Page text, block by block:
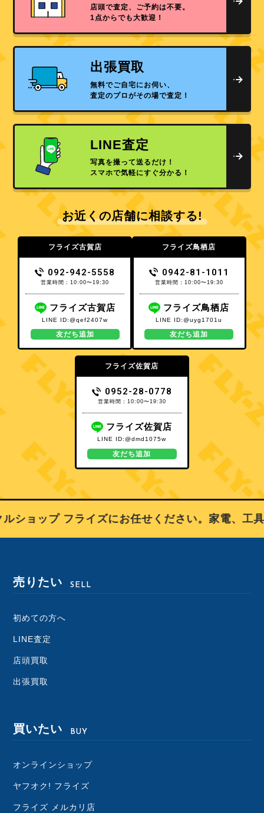
店頭で査定、ご予約は不要。
1点からでも大歓迎！
出張買取
無料でご自宅にお伺い、
査定のプロがその場で査定！
LINE査定
写真を撮って送るだけ！
スマホで気軽にすぐ分かる！
お近くの店舗に相談する!
フライズ古賀店
092-942-5558
営業時間：10:00〜19:30
フライズ古賀店
LINE ID:@qef2407w
友だち追加
フライズ鳥栖店
0942-81-1011
営業時間：10:00〜19:30
フライズ鳥栖店
LINE ID:@uyg1701u
友だち追加
フライズ佐賀店
0952-28-0778
営業時間：10:00〜19:30
フライズ佐賀店
LINE ID:@dmd1075w
友だち追加
ショップ フライズにお任せください。家電、工
売りたい SELL
初めての方へ
LINE査定
店頭買取
出張買取
買いたい BUY
オンラインショップ
ヤフオク! フライズ
フライズ メルカリ店